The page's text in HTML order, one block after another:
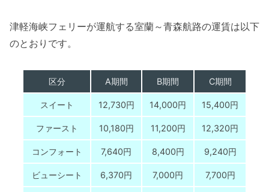
津軽海峡フェリーが運航する室蘭～青森航路の運賃は以下
のとおりです。
区分 A期間 B期間 C期間
スイート 12,730円 14,000円 15,400円
ファースト 10,180円 11,200円 12,320円
コンフォート 7,640円 8,400円 9,240円
ビューシート 6,370円 7,000円 7,700円